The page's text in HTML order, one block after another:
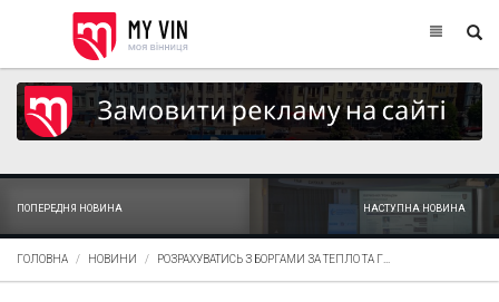
ПОПЕРЕДНЯ НОВИНА НАСТУПНА НОВИНА
ГОЛОВНА НОВИНИ РОЗРАХУВАТИСЬ З БОРГАМИ ЗА ТЕПЛО ТА Г...